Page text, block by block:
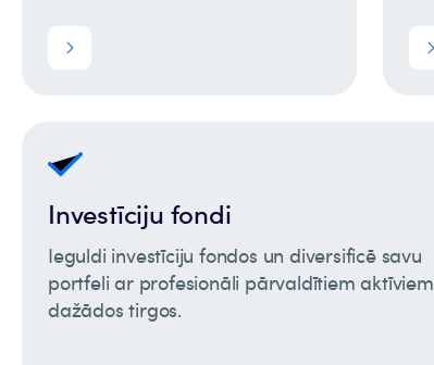
Investīciju fondi
Ieguldi investīciju fondos un diversificē savu
portfeli ar profesionāli pārvaldītiem aktīviem
dažādos tirgos.